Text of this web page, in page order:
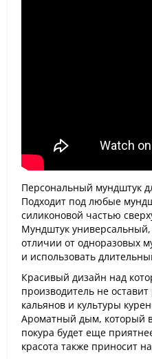
Персональный мундштук
Подходит под любые
силиконовой частью
Мундштук универсальный,
отличии от одноразовых
и использовать
Красивый дизайн над
производитель не
кальянов и культуры
Ароматный дым, который
покура будет еще
красота также приносит